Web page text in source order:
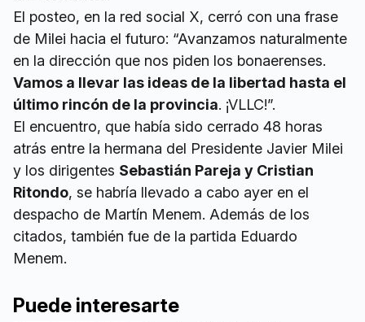
El posteo, en la red social X, cerró con una frase
de Milei hacia el futuro: “Avanzamos naturalmente
en la dirección que nos piden los bonaerenses.
Vamos a llevar las ideas de la libertad hasta el
último rincón de la provincia. ¡VLLC!”.
El encuentro, que había sido cerrado 48 horas
atrás entre la hermana del Presidente Javier Milei
y los dirigentes Sebastián Pareja y Cristian
Ritondo, se habría llevado a cabo ayer en el
despacho de Martín Menem. Además de los
citados, también fue de la partida Eduardo
Menem.
Puede interesarte